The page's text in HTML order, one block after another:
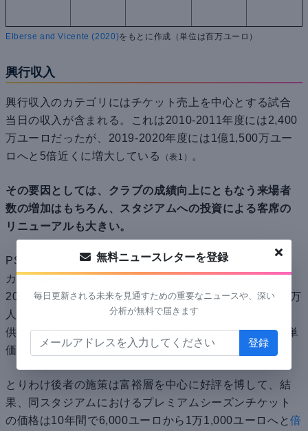
Elberse and Vicente (2020)をもとに作成（単位は百万ユーロ）
興行収入
興行収入のカテゴリにはチケット売上を中心とする試合
当日の収入が含まれる。これは2010-2011年度には2,400
万ユーロだったが、2019-2020年度には1億1,500万ユー
ロへと5倍近くに増大している
（表1） 。
その要因としては、クラブの成績向上にともなう来場者
数の増加はもちろん、スタジアムへの投資による客席の
リニューアルも大きい。
PSGが本拠地を置くパルク・デ・プランスは、欧州サッ
カー連盟が4年ごとに開催する大規模な選手権、ユーロ
2016に向けて改修が行われた。その結果、収容人数が5万
人近くへと増加するとともに、ディナーやカクテルを提
供するVIP席やラウンジが増設されるなど、客席数と客単
価の両面において施設の改良が行われた
とりわけ後者の施策は富裕層を中心に好評を博して、結
果、同スタジアムにおけるプレミアムシーズンチケット
の価格は10年間で6,000ユーロから1万1,000ユーロへと倍
無料ニュースレターを登録
毎日更新される未来を見通すための重要なニュースや、深い
分析が無料で届きます